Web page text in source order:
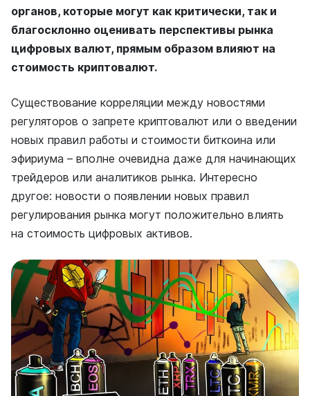
органов, которые могут как критически, так и
благосклонно оценивать перспективы рынка
цифровых валют, прямым образом влияют на
стоимость криптовалют.
Существование корреляции между новостями
регуляторов о запрете криптовалют или о введении
новых правил работы и стоимости биткоина или
эфириума – вполне очевидна даже для начинающих
трейдеров или аналитиков рынка. Интересно
другое: новости о появлении новых правил
регулирования рынка могут положительно влиять
на стоимость цифровых активов.